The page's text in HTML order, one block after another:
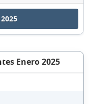
Enero 2025